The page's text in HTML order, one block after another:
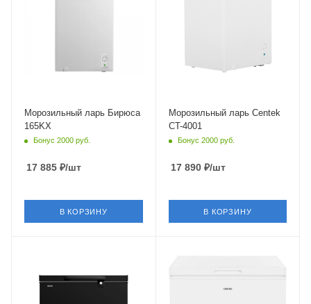
Морозильный ларь Бирюса
165KX
Бонус 2000 руб.
17 885 ₽/шт
В КОРЗИНУ
Морозильный ларь Centek
CT-4001
Бонус 2000 руб.
17 890₽/шт
В КОРЗИНУ
Глухая